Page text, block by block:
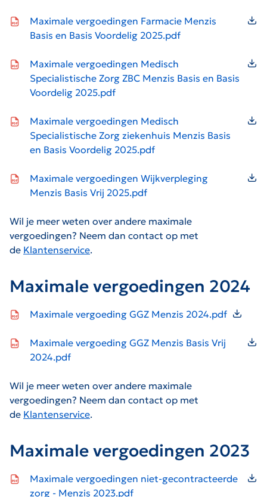
Icon file type-pdf
Maximale vergoedingen Farmacie Menzis
Basis en Basis Voordelig 2025.pdf
Icon file type-pdf
Maximale vergoedingen Medisch
Specialistische Zorg ZBC Menzis Basis en Basis
Voordelig 2025.pdf
Icon file type-pdf
Maximale vergoedingen Medisch
Specialistische Zorg ziekenhuis Menzis Basis
en Basis Voordelig 2025.pdf
Icon file type-pdf
Maximale vergoedingen Wijkverpleging
Menzis Basis Vrij 2025.pdf
Wil je meer weten over andere maximale
vergoedingen? Neem dan contact op met
de Klantenservice.
Maximale vergoedingen 2024
Icon file type-pdf
Maximale vergoeding GGZ Menzis 2024.pdf
Icon file type-pdf
Maximale vergoeding GGZ Menzis Basis Vrij
2024.pdf
Wil je meer weten over andere maximale
vergoedingen? Neem dan contact op met
de Klantenservice.
Maximale vergoedingen 2023
Icon file type-pdf
Maximale vergoedingen niet-gecontracteerde
zorg - Menzis 2023.pdf